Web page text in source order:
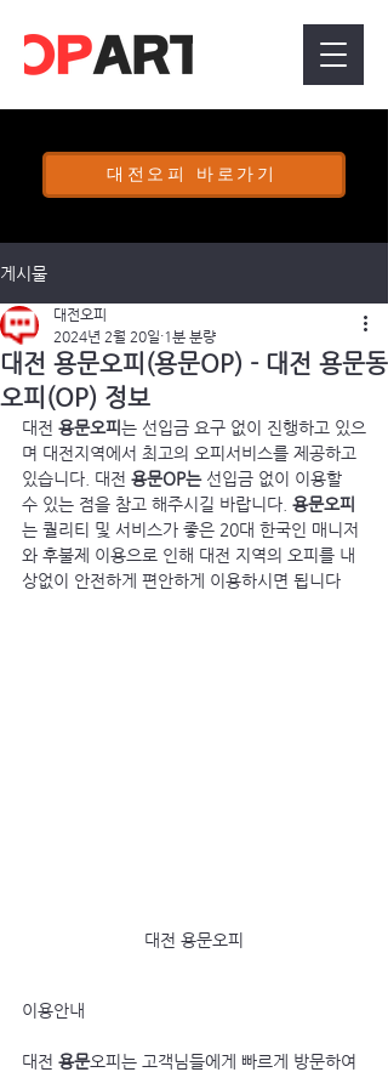
대전오피 바로가기
게시물
대전 용문오피(용문OP) - 대전 용문동
오피(OP) 정보
대전오피
2024년 2월 20일 1분 분량
대전 용문오피는 선입금 요구 없이 진행하고 있으
며 대전지역에서 최고의 오피서비스를 제공하고
있습니다. 대전 용문OP는 선입금 없이 이용할
수 있는 점을 참고 해주시길 바랍니다. 용문오피
는 퀄리티 및 서비스가 좋은 20대 한국인 매니저
와 후불제 이용으로 인해 대전 지역의 오피를 내
상없이 안전하게 편안하게 이용하시면 됩니다
대전 용문오피
이용안내
대전 용문오피는 고객님들에게 빠르게 방문하여